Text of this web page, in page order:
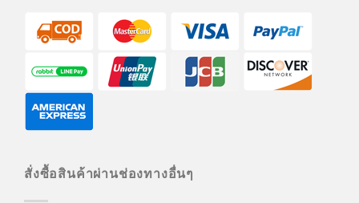
สั่งซื้อสินค้าผ่านช่องทางอื่นๆ